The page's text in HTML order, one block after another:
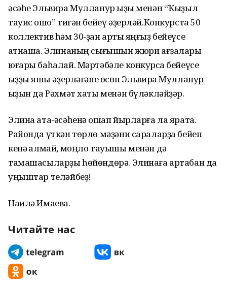
әсәһе Эльвира Мулланур ҡыҙы менән “Ҡыҙыл
тауис ҡошо” тигән бейеү әҙерләй.Конкурста 50
коллектив һәм 30-ҙан артыҡ яңғыҙ бейеүсе
ҡатнаша. Элинаның сығышын жюри ағзалары
юғары баһалай. Мәртәбәле конкурсҡа бейеүсе
ҡыҙҙы яҡшы әҙерләгәне өсөн Эльвира Мулланур
ҡыҙын да Рәхмәт хаты менән бүләкләйҙәр.
Элина ата-әсәһенә оҡшап йырларға ла ярата.
Районда үткән төрлө мәҙәни сараларҙа бейеп
кенә ҡалмай, моңло тауышы менән дә
тамашасыларҙы һөйөндөрә. Элинаға артабан да
уңыштар теләйбеҙ!
Наилә Имаева.
Читайте нас